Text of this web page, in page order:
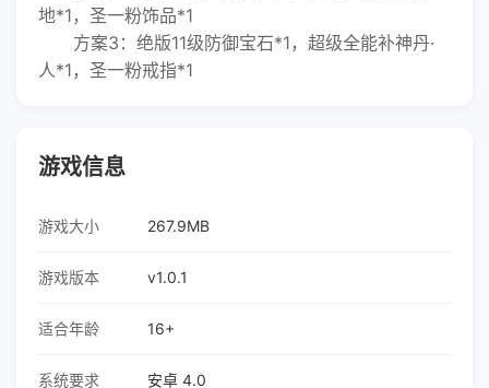
地*1，圣一粉饰品*1
方案3：绝版11级防御宝石*1，超级全能补神丹·
人*1，圣一粉戒指*1
游戏信息
游戏大小 267.9MB
游戏版本 v1.0.1
适合年龄 16+
系统要求 安卓 4.0